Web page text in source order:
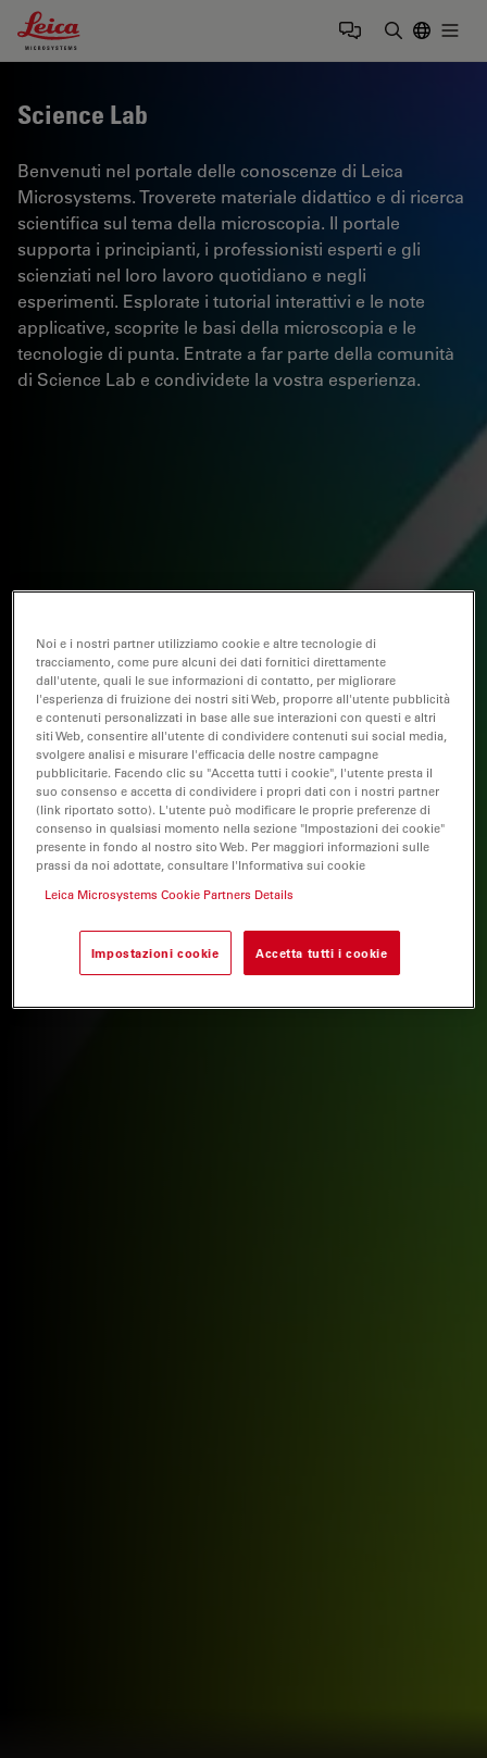
Leica Microsystems Logo
Science Lab
Benvenuti nel portale delle conoscenze di Leica
Microsystems. Troverete materiale didattico e di ricerca
scientifica sul tema della microscopia. Il portale
supporta i principianti, i professionisti esperti e gli
scienziati nel loro lavoro quotidiano e negli
esperimenti. Esplorate i tutorial interattivi e le note
applicative, scoprite le basi della microscopia e le
tecnologie di punta. Entrate a far parte della comunità
di Science Lab e condividete la vostra esperienza.
Noi e i nostri partner utilizziamo cookie e altre tecnologie di
tracciamento, come pure alcuni dei dati fornitici direttamente
dall'utente, quali le sue informazioni di contatto, per migliorare
l'esperienza di fruizione dei nostri siti Web, proporre all'utente pubblicità
e contenuti personalizzati in base alle sue interazioni con questi e altri
siti Web, consentire all'utente di condividere contenuti sui social media,
svolgere analisi e misurare l'efficacia delle nostre campagne
pubblicitarie. Facendo clic su "Accetta tutti i cookie", l'utente presta il
suo consenso e accetta di condividere i propri dati con i nostri partner
(link riportato sotto). L'utente può modificare le proprie preferenze di
consenso in qualsiasi momento nella sezione "Impostazioni dei cookie"
presente in fondo al nostro sito Web. Per maggiori informazioni sulle
prassi da noi adottate, consultare l'Informativa sui cookie
Leica Microsystems Cookie Partners Details
Impostazioni cookie Accetta tutti i cookie